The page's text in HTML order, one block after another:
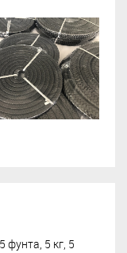
фунта, 5 кг, 5